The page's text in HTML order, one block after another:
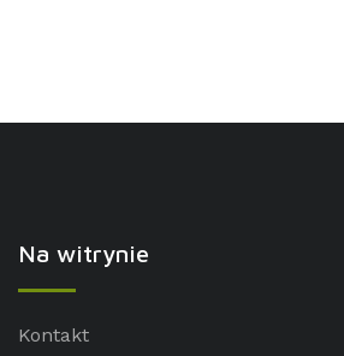
Na witrynie
Kontakt